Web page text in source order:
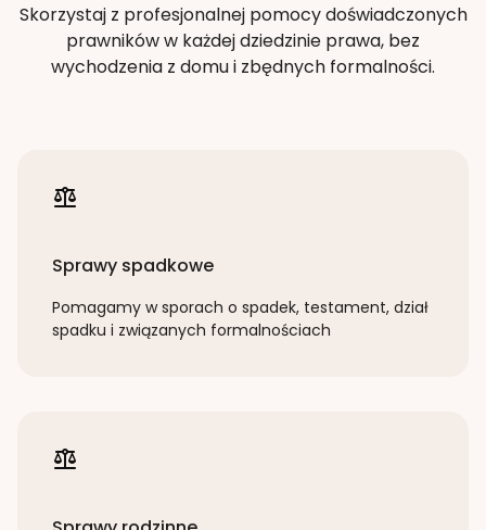
Skorzystaj z profesjonalnej pomocy doświadczonych
prawników w każdej dziedzinie prawa, bez
wychodzenia z domu i zbędnych formalności.
Sprawy spadkowe
Pomagamy w sporach o spadek, testament, dział
spadku i związanych formalnościach